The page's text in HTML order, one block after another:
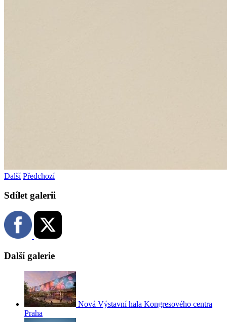
Další Předchozí
Sdílet galerii
Další galerie
Nová Výstavní hala Kongresového centra
Praha